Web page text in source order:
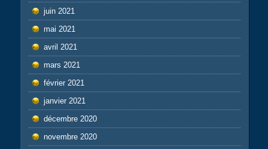
juin 2021
mai 2021
avril 2021
mars 2021
février 2021
janvier 2021
décembre 2020
novembre 2020